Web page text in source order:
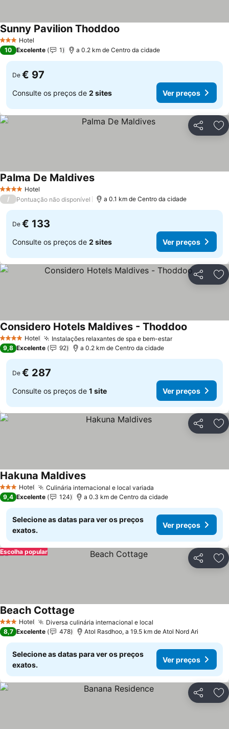
3 EstrelasHotel
Sunny Pavilion Thoddoo
10 Excelente 1 a 0.2 km de Centro da cidade
De € 97
Consulte os preços de 2 sites Ver preços
Partilhar
4 EstrelasHotel
Palma De MaldivesVer preços
/ Pontuação não disponível a 0.1 km de Centro da cidade
De € 133
Consulte os preços de 2 sites Ver preços
Partilhar
4 EstrelasHotel Instalações relaxantes de spa e bem-estarVer preços
Considero Hotels Maldives - Thoddoo
9,8 Excelente 92 a 0.2 km de Centro da cidade
De € 287
Consulte os preços de 1 site Ver preços
Partilhar
3 EstrelasHotel Culinária internacional e local variada
Hakuna MaldivesVer preços
9,4 Excelente 124 a 0.3 km de Centro da cidade
Selecione as datas para ver os preços
exatos.
Ver preços
Partilhar
Escolha popular
3 EstrelasHotel Diversa culinária internacional e local
Beach Cottage
8,7 Excelente 478 Atol Rasdhoo, a 19.5 km de Atol Nord Ari
Selecione as datas para ver os preços
exatos.
Ver preços
Partilhar